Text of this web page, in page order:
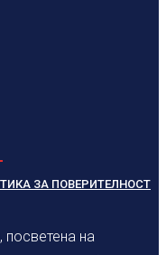
ЗА ПОВЕРИТЕЛНОСТ
на